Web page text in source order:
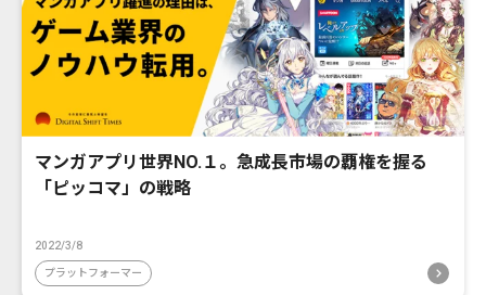
マンガアプリ世界NO.１。急成長市場の覇権を握る
「ピッコマ」の戦略
2022/3/8
プラットフォーマー